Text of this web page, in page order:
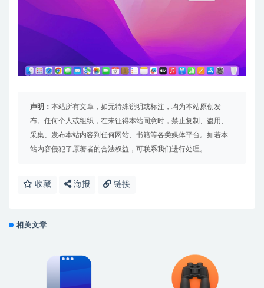
声明： 本站所有文章，如无特殊说明或标注，均为本站原创发
布。任何个人或组织，在未征得本站同意时，禁止复制、盗用、
采集、发布本站内容到任何网站、书籍等各类媒体平台。如若本
站内容侵犯了原著者的合法权益，可联系我们进行处理。
收藏 海报 链接
相关文章